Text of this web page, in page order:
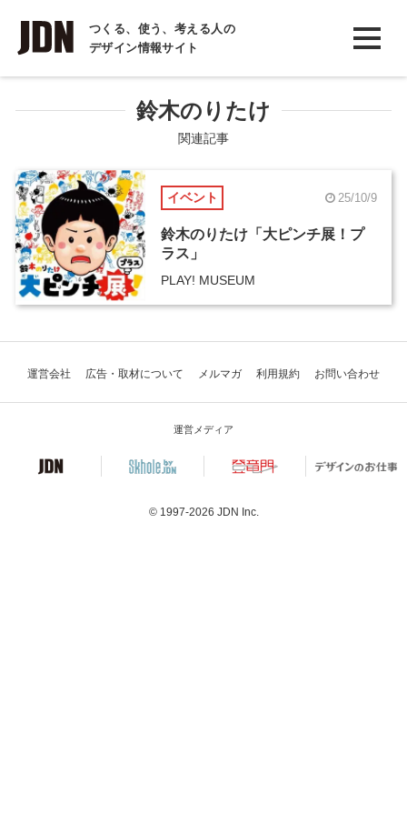
つくる、使う、考える人の
デザイン情報サイト
INTERVIEW
インタビュー
REPORT
COLUMN
コラム
鈴木のりたけ
関連記事
イベント 25/10/9
鈴木のりたけ「大ピンチ展！プ
ラス」
PLAY! MUSEUM
運営会社 広告・取材について メルマガ 利用規約 お問い合わせ
運営メディア
© 1997-2026 JDN Inc.